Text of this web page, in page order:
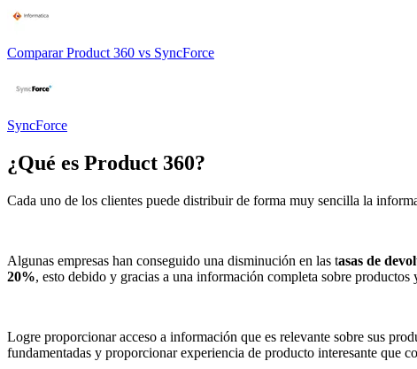
Comparar Product 360 vs SyncForce
SyncForce
¿Qué es Product 360?
Cada uno de los clientes puede distribuir de forma muy sencilla la
Algunas empresas han conseguido una disminución en las tasas de
20%, esto debido y gracias a una información completa sobre
Logre proporcionar acceso a información que es relevante sobre sus
fundamentadas y proporcionar experiencia de producto interesante que